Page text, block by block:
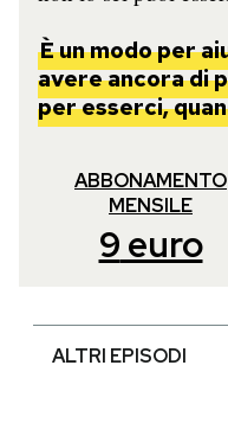
È un modo per
avere ancora di
per esserci,
ABBONAMENTO
MENSILE
9 euro
ALTRI EPISODI